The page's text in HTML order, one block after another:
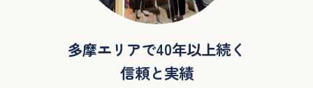
多摩エリアで40年以上続く
信頼と実績